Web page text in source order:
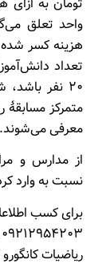
واحد تعلق
هزینه کسر شده
تعداد
۲۰ نفر
متمرکز مسابقۀ
معرفی می‌شوند.
از مدارس و
نسبت به وارد
برای کسب
ریاضیات